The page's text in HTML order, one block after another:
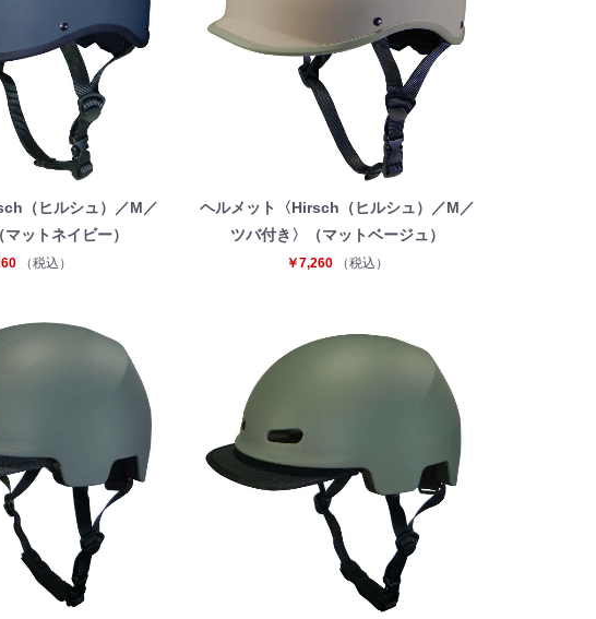
（ヒルシュ）／M／
ットネイビー）
（税込）
ヘルメット〈Hirsch（ヒルシュ）／M／
ツバ付き〉（マットベージュ）
￥7,260 （税込）